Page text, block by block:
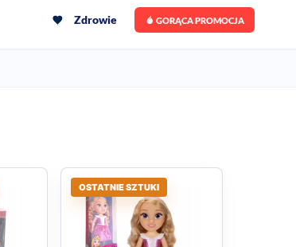
Zdrowie GORĄCA PROMOCJA
OSTATNIE SZTUKI